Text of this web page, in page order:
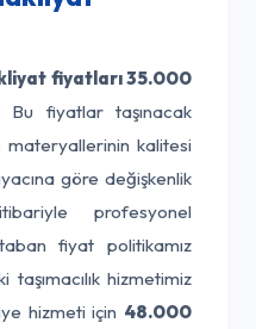
fiyatları35.000
Bu fiyatlar taşınacak
materyallerinin kalitesi
göre değişkenlik
profesyonel
fiyat politikamız
hizmetimiz
hizmeti için 48.000